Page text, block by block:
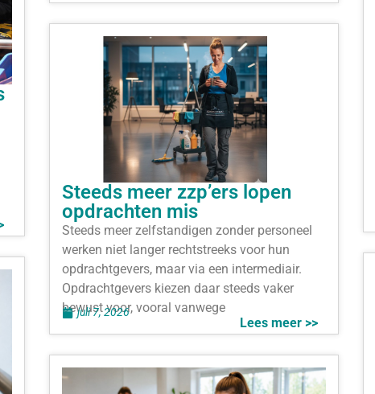
Steeds meer zzp’ers lopen
opdrachten mis
Steeds meer zelfstandigen zonder personeel
werken niet langer rechtstreeks voor hun
opdrachtgevers, maar via een intermediair.
Opdrachtgevers kiezen daar steeds vaker
bewust voor, vooral vanwege
Lees meer >>
juli 7, 2026